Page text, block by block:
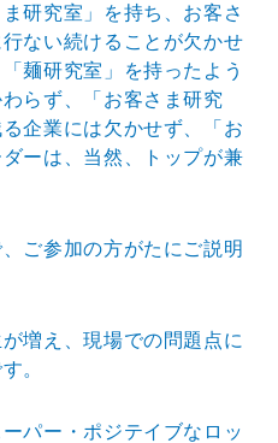
研究室」を持ち、お客さ
ない続けることが欠かせ
麺研究室」を持ったよう
らず、「お客さま研究
企業には欠かせず、「お
ーは、当然、トップが兼
ご参加の方がたにご説明
増え、現場での問題点に
。
パー・ポジテイブなロッ